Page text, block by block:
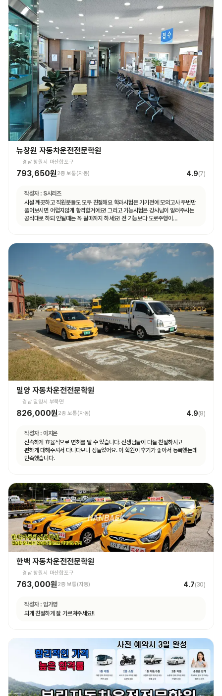
뉴창원 자동차운전전문학원
경남 창원시 마산합포구
793,650원2종 보통(자동) 4.9(7)
작성자 : S시리즈
시설 깨끗하고 직원분들도 모두 친절해요 학과시험은 가기전에 모의고사 두번만
풀어보시면 어렵지않게 합격할거에요! 그리고 기능시험은 강사님이 알려주시는
공식대로 하되 안될때는 꼭 될때까지 하세요! 전 기능보다 도로주행이
밀양 자동차운전전문학원
경남 밀양시 부북면
826,000원 2종 보통(자동) 4.9(8)
작성자 : 이지은
신속하게 효율적으로 면허를 딸 수 있습니다. 선생님들이 다들 친절하시고
편하게 대해주셔서 다니다보니 정들었어요. 이 학원이 후기가 좋아서 등록했는데
만족했습니다.
한백 자동차운전전문학원
경남 창원시 마산합포구
763,000원2종 보통(자동) 4.7(30)
작성자 : 임가영
되게 친절하게 잘 가르쳐주세요!!